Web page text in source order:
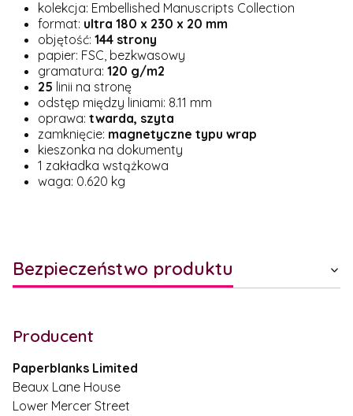
kolekcja: Embellished Manuscripts Collection
format: ultra 180 x 230 x 20 mm
objętość: 144 strony
papier: FSC, bezkwasowy
gramatura: 120 g/m2
25 linii na stronę
odstęp między liniami: 8.11 mm
oprawa: twarda, szyta
zamknięcie: magnetyczne typu wrap
kieszonka na dokumenty
1 zakładka wstążkowa
waga: 0.620 kg
Bezpieczeństwo produktu
Producent
Paperblanks Limited
Beaux Lane House
Lower Mercer Street